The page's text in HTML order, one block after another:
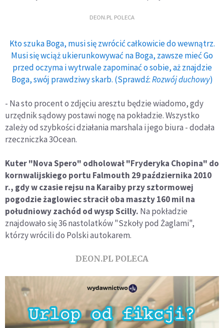
DEON.PL POLECA
Kto szuka Boga, musi się zwrócić całkowicie do wewnątrz.
Musi się wciąż ukierunkowywać na Boga, zawsze mieć Go
przed oczyma i wytrwale zapominać o sobie, aż znajdzie
Boga, swój prawdziwy skarb. (Sprawdź:Rozwój duchowy)
- Na sto procent o zdjęciu aresztu będzie wiadomo, gdy
urzędnik sądowy postawi nogę na pokładzie. Wszystko
zależy od szybkości działania marshala i jego biura - dodała
rzeczniczka 3Ocean.
Kuter "Nova Spero" odholował "Fryderyka Chopina" do
kornwalijskiego portu Falmouth 29 października 2010
r., gdy w czasie rejsu na Karaiby przy sztormowej
pogodzie żaglowiec stracił oba maszty 160 mil na
południowy zachód od wysp Scilly. Na pokładzie
znajdowało się 36 nastolatków "Szkoły pod Żaglami",
którzy wrócili do Polski autokarem.
DEON.PL POLECA